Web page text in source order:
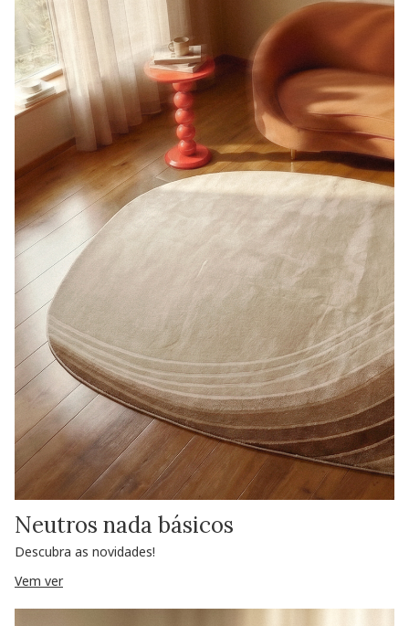
Neutros nada básicos
Descubra as novidades!
Vem ver